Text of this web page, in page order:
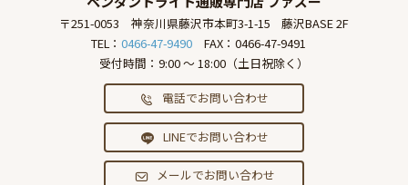
〒251-0053 神奈川県藤沢市本町3-1-15
藤沢BASE 2F
TEL： 0466-47-9490
FAX：0466-47-9491
受付時間：9:00 ～ 18:00（土日祝除く）
電話でお問い合わせ
LINEでお問い合わせ
メールでお問い合わせ